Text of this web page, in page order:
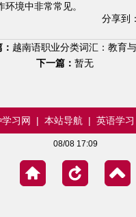
环境中非常常见。
分享到：
越南语职业分类词汇：教育
下一篇： 暂无
习网 | 本站导航 | 英语学习
08/08 17:09